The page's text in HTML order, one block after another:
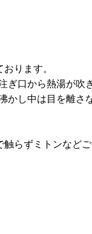
ります。
口から熱湯が吹
し中は目を離さ
らずミトンなどご